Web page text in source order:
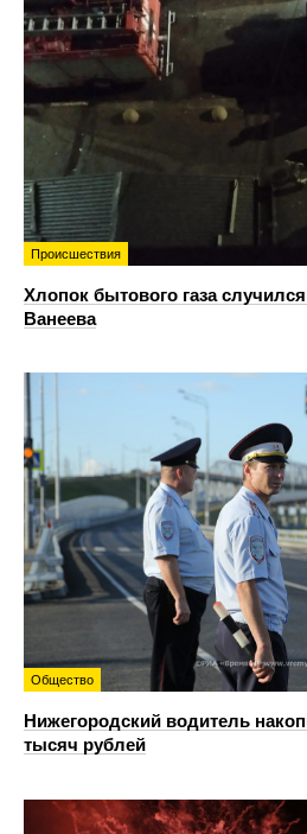
Происшествия
Хлопок бытового газа
Ванеева
Общество
Нижегородский водитель
тысяч рублей